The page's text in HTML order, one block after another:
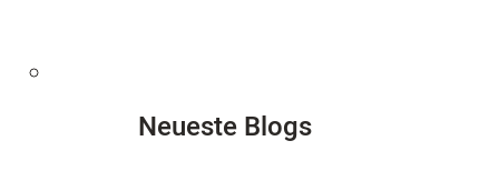
Neueste Blogs